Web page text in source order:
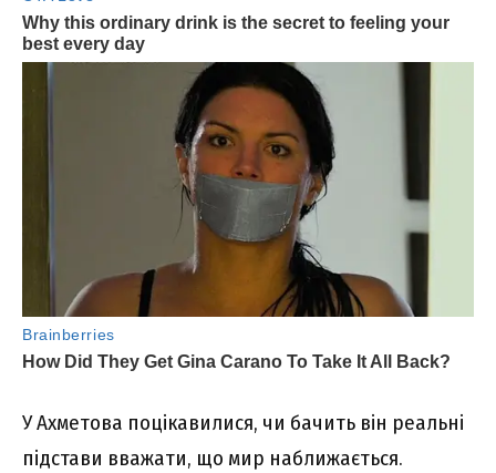
У Ахметова поцікавилися, чи бачить він реальні
підстави вважати, що мир наближається.